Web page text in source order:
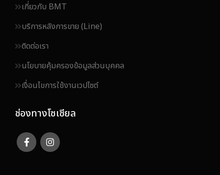
เกี่ยวกับ BMT
บริการหลังการขาย (Line)
ติดต่อเรา
นโยบายคุ้มครองข้อมูลส่วนบุคคล
เงื่อนไขการใช้งานเวปไซต์
ช่องทางโซเชียล